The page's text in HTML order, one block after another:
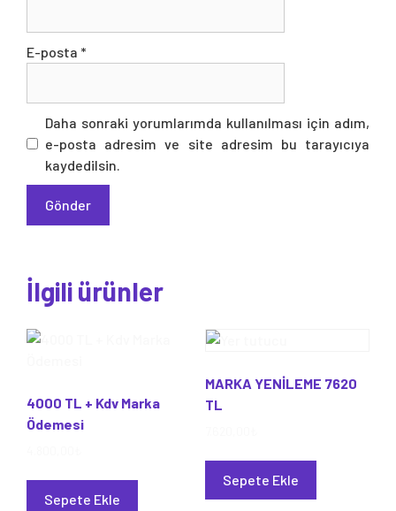
E-posta *
Daha sonraki yorumlarımda kullanılması için adım,
e-posta adresim ve site adresim bu tarayıcıya
kaydedilsin.
İlgili ürünler
4000 TL + Kdv Marka
Ödemesi
Sepete Ekle
MARKA YENİLEME 7620
TL
Sepete Ekle